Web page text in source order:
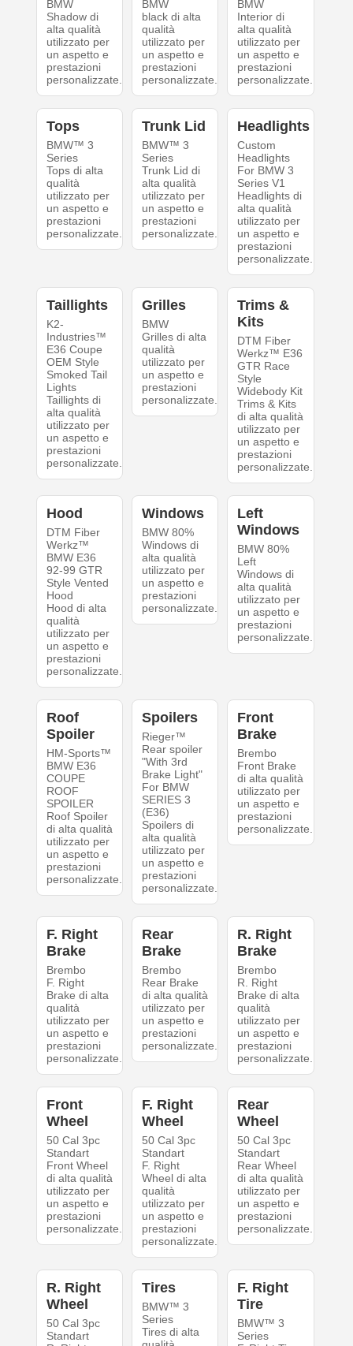
BMW
Shadow di
alta qualità
utilizzato per
un aspetto e
prestazioni
personalizzate.
BMW
black di alta
qualità
utilizzato per
un aspetto e
prestazioni
personalizzate.
BMW
Interior di
alta qualità
utilizzato per
un aspetto e
prestazioni
personalizzate.
Tops
BMW™ 3
Series
Tops di alta
qualità
utilizzato per
un aspetto e
prestazioni
personalizzate.
Trunk Lid
BMW™ 3
Series
Trunk Lid di
alta qualità
utilizzato per
un aspetto e
prestazioni
personalizzate.
Headlights
Custom
Headlights
For BMW 3
Series V1
Headlights di
alta qualità
utilizzato per
un aspetto e
prestazioni
personalizzate.
Taillights
K2-
Industries™
E36 Coupe
OEM Style
Smoked Tail
Lights
Taillights di
alta qualità
utilizzato per
un aspetto e
prestazioni
personalizzate.
Grilles
BMW
Grilles di alta
qualità
utilizzato per
un aspetto e
prestazioni
personalizzate.
Trims &
Kits
DTM Fiber
Werkz™ E36
GTR Race
Style
Widebody Kit
Trims & Kits
di alta qualità
utilizzato per
un aspetto e
prestazioni
personalizzate.
Hood
DTM Fiber
Werkz™
BMW E36
92-99 GTR
Style Vented
Hood
Hood di alta
qualità
utilizzato per
un aspetto e
prestazioni
personalizzate.
Windows
BMW 80%
Windows di
alta qualità
utilizzato per
un aspetto e
prestazioni
personalizzate.
Left
Windows
BMW 80%
Left
Windows di
alta qualità
utilizzato per
un aspetto e
prestazioni
personalizzate.
Roof
Spoiler
HM-Sports™
BMW E36
COUPE
ROOF
SPOILER
Roof Spoiler
di alta qualità
utilizzato per
un aspetto e
prestazioni
personalizzate.
Spoilers
Rieger™
Rear spoiler
"With 3rd
Brake Light"
For BMW
SERIES 3
(E36)
Spoilers di
alta qualità
utilizzato per
un aspetto e
prestazioni
personalizzate.
Front
Brake
Brembo
Front Brake
di alta qualità
utilizzato per
un aspetto e
prestazioni
personalizzate.
F. Right
Brake
Brembo
F. Right
Brake di alta
qualità
utilizzato per
un aspetto e
prestazioni
personalizzate.
Rear
Brake
Brembo
Rear Brake
di alta qualità
utilizzato per
un aspetto e
prestazioni
personalizzate.
R. Right
Brake
Brembo
R. Right
Brake di alta
qualità
utilizzato per
un aspetto e
prestazioni
personalizzate.
Front
Wheel
50 Cal 3pc
Standart
Front Wheel
di alta qualità
utilizzato per
un aspetto e
prestazioni
personalizzate.
F. Right
Wheel
50 Cal 3pc
Standart
F. Right
Wheel di alta
qualità
utilizzato per
un aspetto e
prestazioni
personalizzate.
Rear
Wheel
50 Cal 3pc
Standart
Rear Wheel
di alta qualità
utilizzato per
un aspetto e
prestazioni
personalizzate.
R. Right
Wheel
50 Cal 3pc
Standart
Tires
BMW™ 3
Series
Tires di alta
F. Right
Tire
BMW™ 3
Series